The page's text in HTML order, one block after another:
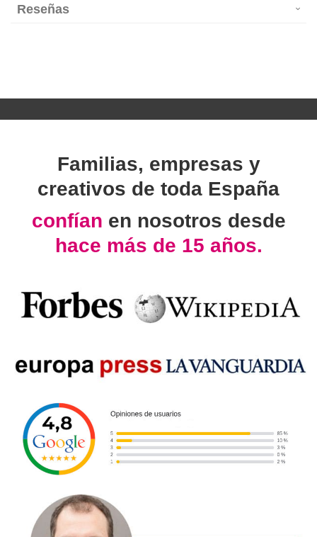
Reseñas
Familias, empresas y
creativos de toda España
confían en nosotros desde
hace más de 15 años.